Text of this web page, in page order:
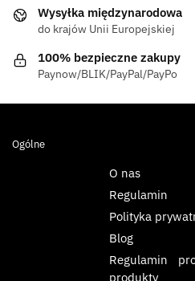
Wysyłka międzynarodowa
do krajów Unii Europejskiej
100% bezpieczne zakupy
Paynow/BLIK/PayPal/PayPo
Ogólne
O nas
Regulamin
Polityka
Blog
Regulamin
produkty